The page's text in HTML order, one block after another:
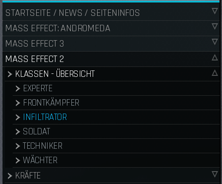
STARTSEITE / NEWS / SEITENINFOS
MASS EFFECT: ANDROMEDA
MASS EFFECT 3
MASS EFFECT 2
KLASSEN - ÜBERSICHT
EXPERTE
FRONTKÄMPFER
INFILTRATOR
SOLDAT
TECHNIKER
WÄCHTER
KRÄFTE